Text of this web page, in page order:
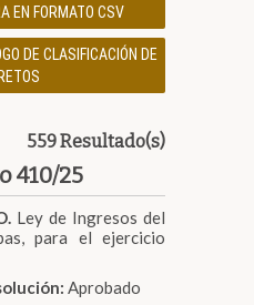
EN FORMATO CSV
DE CLASIFICACIÓN DE
559 Resultado(s)
410/25
Ley de Ingresos del
para el ejercicio
Aprobado